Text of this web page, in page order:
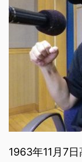
1963年11月7